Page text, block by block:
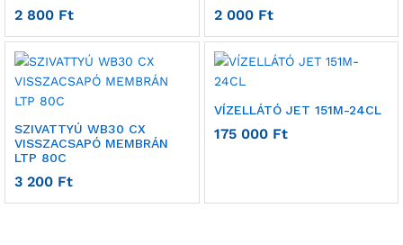
2 800 Ft 2 000 Ft
SZIVATTYÚ WB30 CX
VISSZACSAPÓ MEMBRÁN
LTP 80C
3 200 Ft
VÍZELLÁTÓ JET 151M-24CL
175 000 Ft